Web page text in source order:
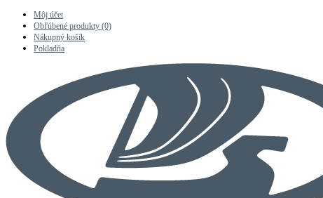
Môj účet
Obľúbené produkty (0)
Nákupný košík
Pokladňa